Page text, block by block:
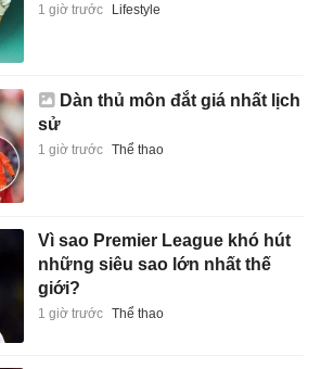
1 giờ trước Lifestyle
Dàn thủ môn đắt giá nhất lịch
sử
1 giờ trước Thể thao
Vì sao Premier League khó hút
những siêu sao lớn nhất thế
giới?
1 giờ trước Thể thao